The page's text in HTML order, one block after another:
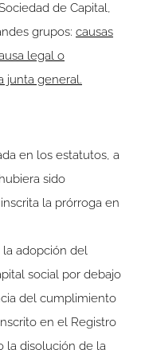
de Capital,
grupos: causas
legal o
junta general.
en los estatutos, a
sido
la prórroga en
la adopción del
social por debajo
del cumplimiento
en el Registro
la disolución de la